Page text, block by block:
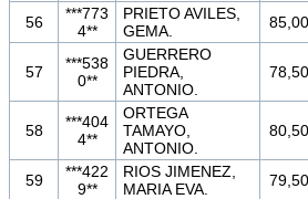
56
***773
4**
PRIETO AVILES,
GEMA.
85,00
57
***538
0**
GUERRERO
PIEDRA,
ANTONIO.
78,50
58
***404
4**
ORTEGA
TAMAYO,
ANTONIO.
80,50
59
***422
9**
RIOS JIMENEZ,
MARIA EVA.
79,50